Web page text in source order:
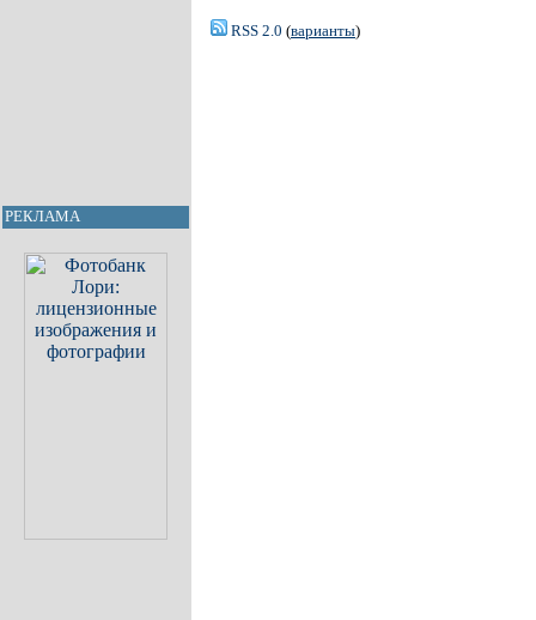
РЕКЛАМА
RSS 2.0 (варианты)